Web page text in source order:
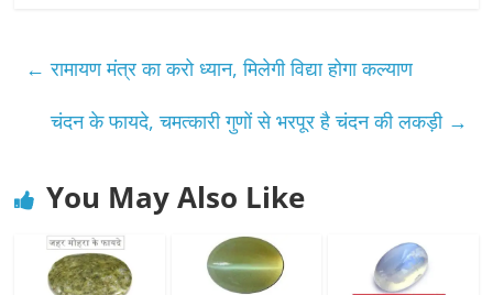
← रामायण मंत्र का करो ध्यान, मिलेगी विद्या होगा कल्याण
चंदन के फायदे, चमत्कारी गुणों से भरपूर है चंदन की लकड़ी →
You May Also Like